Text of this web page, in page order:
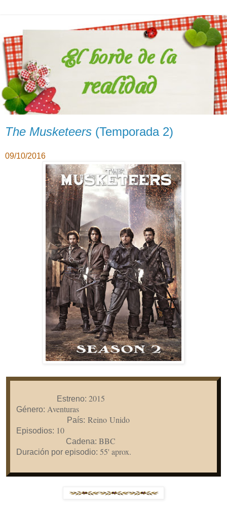
The Musketeers (Temporada 2)
09/10/2016
Estreno: 2015
Género: Aventuras
País: Reino Unido
Episodios: 10
Cadena: BBC
Duración por episodio: 55' aprox.